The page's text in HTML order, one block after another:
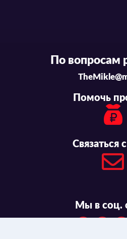
По вопросам
Помочь
Связаться
Мы в соц.